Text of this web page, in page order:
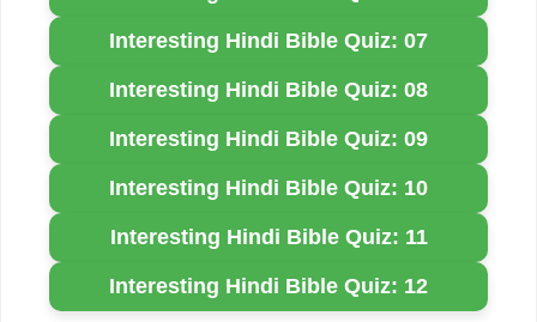
Interesting Hindi Bible Quiz: 07
Interesting Hindi Bible Quiz: 08
Interesting Hindi Bible Quiz: 09
Interesting Hindi Bible Quiz: 10
Interesting Hindi Bible Quiz: 11
Interesting Hindi Bible Quiz: 12